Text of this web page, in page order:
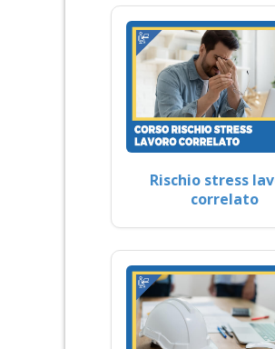
Rischio stress
correlato